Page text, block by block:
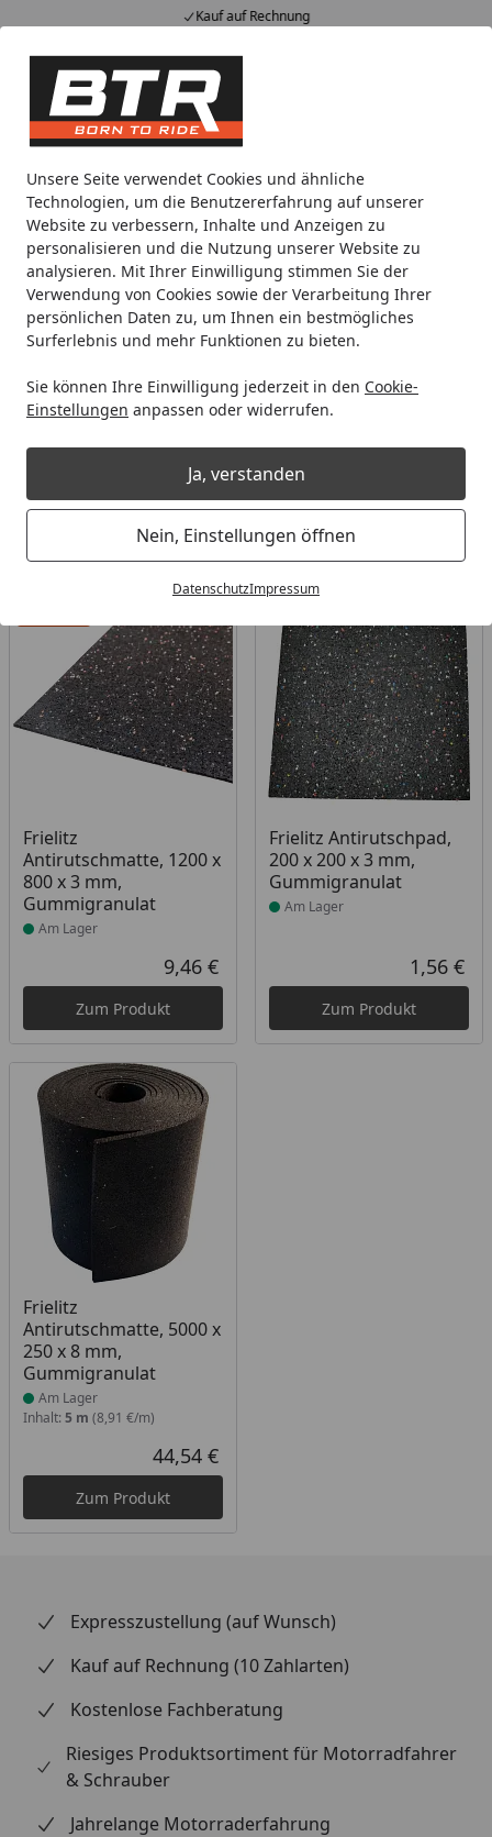
Unsere Seite verwendet Cookies und ähnliche
Technologien, um die Benutzererfahrung auf unserer
Website zu verbessern, Inhalte und Anzeigen zu
personalisieren und die Nutzung unserer Website zu
analysieren. Mit Ihrer Einwilligung stimmen Sie der
Verwendung von Cookies sowie der Verarbeitung Ihrer
persönlichen Daten zu, um Ihnen ein bestmögliches
Surferlebnis und mehr Funktionen zu bieten.
Sie können Ihre Einwilligung jederzeit in den Cookie-
Einstellungen anpassen oder widerrufen.
Ja, verstanden
Nein, Einstellungen öffnen
DatenschutzImpressum
Kauf auf Rechnung
Alle Produkte
Mein Konto
Suchen
Noch 2 Tage und 15 Stunden
Spare bis zu 35% auf EVOLIFT® Zentralständer
von BTR!
Startseite
Frielitz Ladungssicherung Anitrutschmatten
Frielitz Anitrutschmatten
Ihre Artikelübersicht
Kategorien
Filter / Sortierung
3 Artikel gefunden
Frielitz
Antirutschmatte, 1200 x
800 x 3 mm,
Gummigranulat
Produkt am Lager
Am Lager
Aktueller Preis
9,46 €
Zum Produkt
Frielitz Antirutschpad,
200 x 200 x 3 mm,
Gummigranulat
Produkt am Lager
Am Lager
1,56 €
Zum Produkt
Frielitz
Antirutschmatte, 5000 x
250 x 8 mm,
Gummigranulat
Produkt am Lager
Am Lager
Inhalt: 5 m (8,91 €/m)
Aktueller Preis
44,54 €
Zum Produkt
Expresszustellung (auf Wunsch)
Kauf auf Rechnung (10 Zahlarten)
Kostenlose Fachberatung
Riesiges Produktsortiment für Motorradfahrer
& Schrauber
Jahrelange Motorraderfahrung